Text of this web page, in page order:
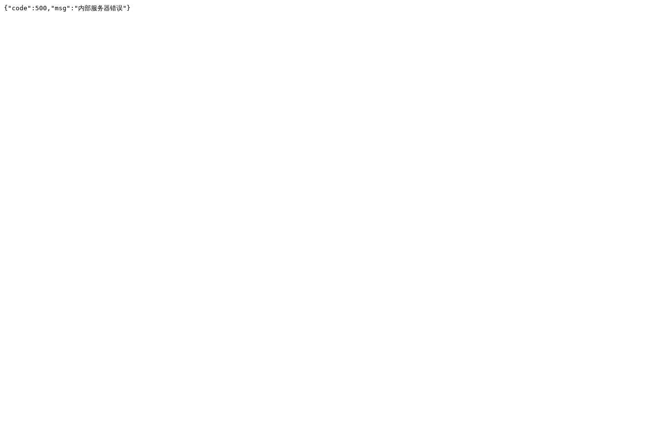
{"code":500,"msg":"内部服务器错误"}